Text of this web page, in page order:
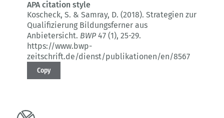
APA citation style
Koscheck, S. & Samray, D. (2018). Strategien zur
Qualifizierung Bildungsferner aus
Anbietersicht. BWP47 (1), 25-29.
https://www.bwp-
zeitschrift.de/dienst/publikationen/en/8567
Copy